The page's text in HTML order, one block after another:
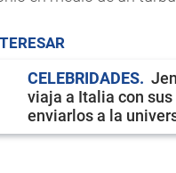
CELEBRIDADES
viaja a Italia con
enviarlos a la